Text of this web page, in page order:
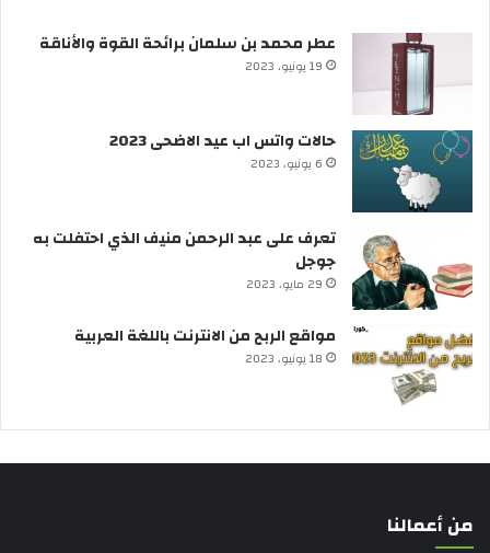
عطر محمد بن سلمان برائحة القوة والأناقة
19 يونيو، 2023
حالات واتس اب عيد الاضحى 2023
6 يونيو، 2023
تعرف على عبد الرحمن منيف الذي احتفلت به
جوجل
29 مايو، 2023
مواقع الربح من الانترنت باللغة العربية
18 يونيو، 2023
من أعمالنا